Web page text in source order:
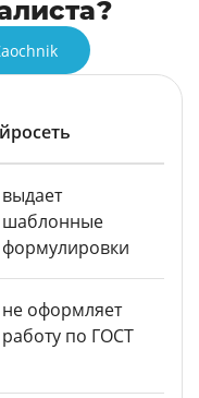
выдает
шаблонные
формулировки
не оформляет
работу по ГОСТ